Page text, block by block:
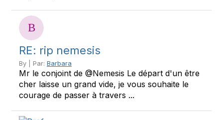
RE: rip nemesis
By | Par: Barbara
Mr le conjoint de @Nemesis Le départ d'un être
cher laisse un grand vide, je vous souhaite le
courage de passer à travers ...